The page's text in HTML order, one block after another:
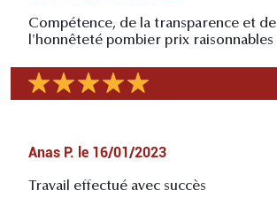
Compétence, de la transparence et de
l'honnêteté pombier prix raisonnables
Anas P. le 16/01/2023
Travail effectué avec succès